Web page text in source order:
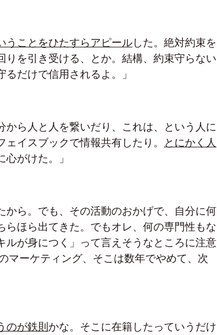
うことをひたすらアピールした。絶対約束を
りを引き受ける、とか。結構、約束守らない
だけで信用されるよ。」
から人と人を繋いだり、これは、という人に
イスブックで情報共有したり。
とにかく人
心がけた。」
から。でも、その活動のおかげで、自分に何
らほら出てきた。でもオレ、何の専門性もな
ルが身につく」って言えそうなところに注意
マーケティング、そこは数年でやめて、次
のが鉄則 かな。そこに在籍したっていうだけ